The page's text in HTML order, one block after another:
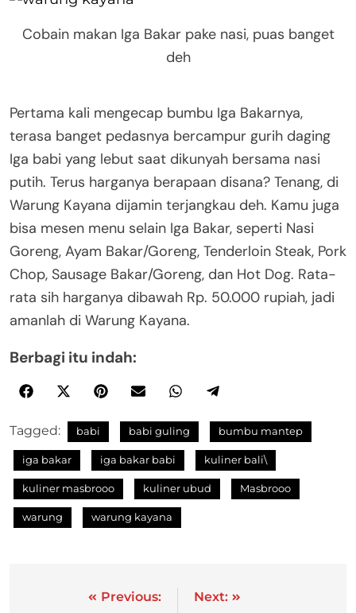
Cobain makan Iga Bakar pake nasi, puas banget
deh
Pertama kali mengecap bumbu Iga Bakarnya,
terasa banget pedasnya bercampur gurih daging
Iga babi yang lebut saat dikunyah bersama nasi
putih. Terus harganya berapaan disana? Tenang, di
Warung Kayana dijamin terjangkau deh. Kamu juga
bisa mesen menu selain Iga Bakar, seperti Nasi
Goreng, Ayam Bakar/Goreng, Tenderloin Steak, Pork
Chop, Sausage Bakar/Goreng, dan Hot Dog. Rata-
rata sih harganya dibawah Rp. 50.000 rupiah, jadi
amanlah di Warung Kayana.
Berbagi itu indah:
Tagged: babi babi guling bumbu mantep
iga bakar iga bakar babi kuliner bali\
kuliner masbrooo kuliner ubud Masbrooo
warung warung kayana
Previous:
Next: